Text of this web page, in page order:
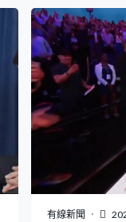
港口，完善高
航運之都」為
全力配合，中
進一步加強在
一步拓展香港
面，根據運輸
源加注方面的
大常委會下星
安局局長鄧炳
即提交條例草
定開通日期，
有線新聞